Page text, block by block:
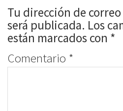
Tu dirección de
será publicada. Los
están marcados con *
Comentario *